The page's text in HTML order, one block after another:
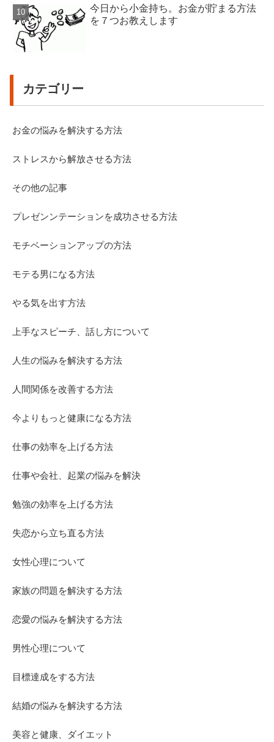
今日から小金持ち。お金が貯まる方法
を７つお教えします
カテゴリー
お金の悩みを解決する方法
ストレスから解放させる方法
その他の記事
プレゼンンテーションを成功させる方法
モチベーションアップの方法
モテる男になる方法
やる気を出す方法
上手なスピーチ、話し方について
人生の悩みを解決する方法
人間関係を改善する方法
今よりもっと健康になる方法
仕事の効率を上げる方法
仕事や会社、起業の悩みを解決
勉強の効率を上げる方法
失恋から立ち直る方法
女性心理について
家族の問題を解決する方法
恋愛の悩みを解決する方法
男性心理について
目標達成をする方法
結婚の悩みを解決する方法
美容と健康、ダイエット